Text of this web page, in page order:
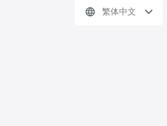
繁体中文